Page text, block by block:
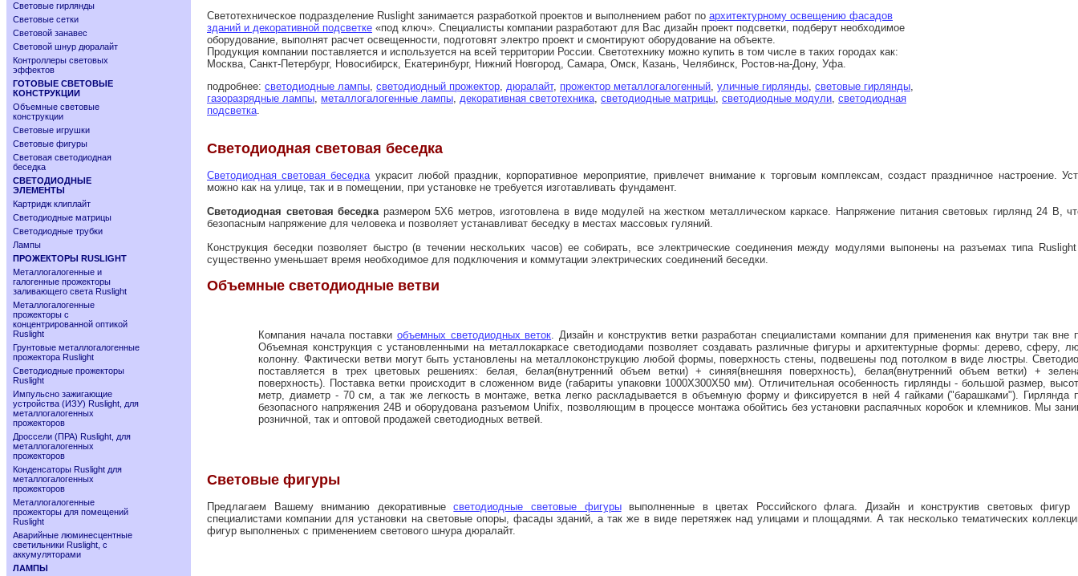
Световые гирлянды
Световые сетки
Световой занавес
Световой шнур дюралайт
Контроллеры световых
эффектов
ГОТОВЫЕ СВЕТОВЫЕ
КОНСТРУКЦИИ
Объемные световые
конструкции
Световые игрушки
Световые фигуры
Световая светодиодная
беседка
СВЕТОДИОДНЫЕ
ЭЛЕМЕНТЫ
Картридж клиплайт
Светодиодные матрицы
Светодиодные трубки
Лампы
ПРОЖЕКТОРЫ RUSLIGHT
Металлогалогенные и
галогенные прожекторы
заливающего света Ruslight
Металлогалогенные
прожекторы с
концентрированной оптикой
Ruslight
Грунтовые металлогалогенные
прожектора Ruslight
Светодиодные прожекторы
Ruslight
Импульсно зажигающие
устройства (ИЗУ) Ruslight, для
металлогалогенных
прожекторов
Дроссели (ПРА) Ruslight, для
металлогалогенных
прожекторов
Конденсаторы Ruslight для
металлогалогенных
прожекторов
Металлогалогенные
прожекторы для помещений
Ruslight
Аварийные люминесцентные
светильники Ruslight, с
аккумуляторами
ЛАМПЫ
Светотехническое подразделение Ruslight занимается разработкой проектов и выполнением работ по архитектурному освещению фасадов
зданий и декоративной подсветке «под ключ». Специалисты компании разработают для Вас дизайн проект подсветки, подберут необходимое
оборудование, выполнят расчет освещенности, подготовят электро проект и смонтируют оборудование на объекте.
Продукция компании поставляется и используется на всей территории России. Светотехнику можно купить в том числе в таких городах как:
Москва, Санкт-Петербург, Новосибирск, Екатеринбург, Нижний Новгород, Самара, Омск, Казань, Челябинск, Ростов-на-Дону, Уфа.
подробнее: светодиодные лампы, светодиодный прожектор, дюралайт, прожектор металлогалогенный, уличные гирлянды, световые гирлянды,
газоразрядные лампы, металлогалогенные лампы, декоративная светотехника, светодиодные матрицы, светодиодные модули, светодиодная
подсветка.
Светодиодная световая беседка
Светодиодная световая беседкаукрасит любой праздник, корпоративное мероприятие, привлечет внимание к торговым комплексам, создаст праздничное настроение.
можно как на улице, так и в помещении, при установке не требуется изготавливать фундамент.
Светодиодная световая беседкаразмером 5Х6 метров, изготовлена в виде модулей на жестком металлическом каркасе. Напряжение питания световых гирлянд 24 В,
безопасным напряжение для человека и позволяет устанавливат беседку в местах массовых гуляний.
Конструкция беседки позволяет быстро (в течении нескольких часов) ее собирать, все электрические соединения между модулями выпонены на разъемах типа
существенно уменьшает время необходимое для подключения и коммутации электрических соединений беседки.
Объемные светодиодные ветви
Компания начала поставки объемных светодиодных веток. Дизайн и конструктив ветки разработан специалистами компании для применения как внутри так вне
Объемная конструкция с установленными на металлокаркасе светодиодами позволяет создавать различные фигуры и архитектурные формы: дерево, сферу,
колонну. Фактически ветви могут быть установлены на металлоконструкцию любой формы, поверхность стены, подвешены под потолком в виде люстры.
поставляется в трех цветовых решениях: белая, белая(внутренний объем ветки) + синяя(внешняя поверхность), белая(внутренний объем ветки) +
поверхность). Поставка ветки происходит в сложенном виде (габариты упаковки 1000Х300Х50 мм). Отличительная особенность гирлянды - большой размер,
метр, диаметр - 70 см, а так же легкость в монтаже, ветка легко раскладывается в объемную форму и фиксируется в ней 4 гайками ("барашками"). Гирлянда
безопасного напряжения 24В и оборудована разъемом Unifix, позволяющим в процессе монтажа обойтись без установки распаячных коробок и клемников. Мы
розничной, так и оптовой продажей светодиодных ветвей.
Световые фигуры
Предлагаем Вашему вниманию декоративныесветодиодные световые фигурывыполненные в цветах Российского флага. Дизайн и конструктив световых фигур
специалистами компании для установки на световые опоры, фасады зданий, а так же в виде перетяжек над улицами и площадями. А так несколько тематических
фигур выполненых с применением светового шнура дюралайт.